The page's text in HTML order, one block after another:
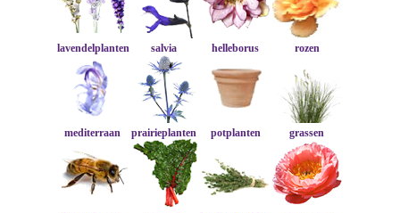
lavendelplanten salvia helleborus rozen
mediterraan prairieplanten potplanten grassen